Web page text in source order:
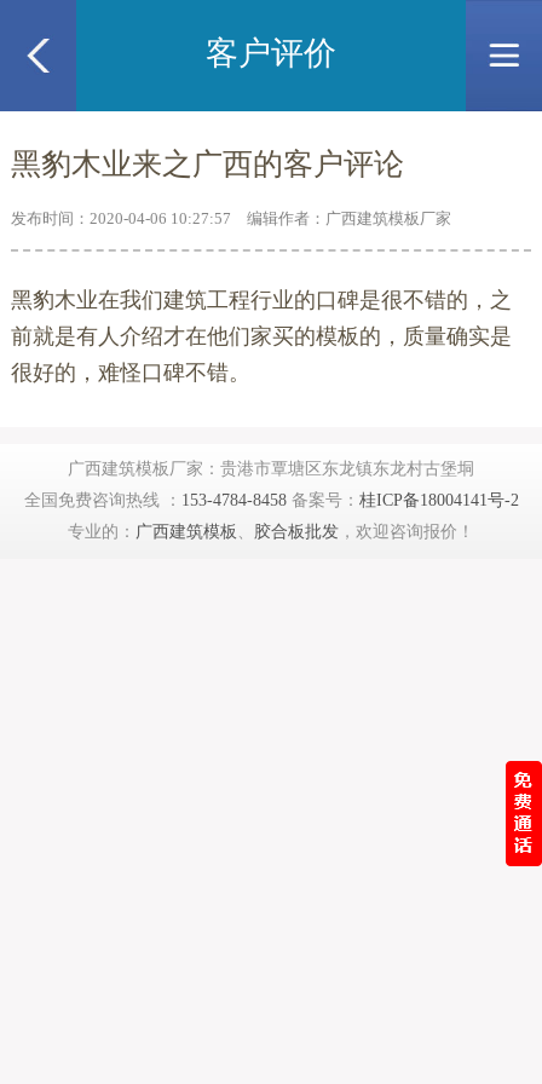
客户评价
黑豹木业来之广西的客户评论
发布时间：2020-04-06 10:27:57 编辑作者：广西建筑模板厂家
黑豹木业在我们建筑工程行业的口碑是很不错的，之
前就是有人介绍才在他们家买的模板的，质量确实是
很好的，难怪口碑不错。
广西建筑模板厂家：贵港市覃塘区东龙镇东龙村古堡垌
全国免费咨询热线 ： 153-4784-8458备案号： 桂ICP备18004141号-2
专业的： 广西建筑模板 、 胶合板批发 ，欢迎咨询报价！